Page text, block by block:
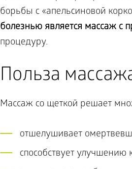
борьбы с «апельсиновой
болезнью является массаж с
процедуру.
Польза
Массаж со щеткой решает
отшелушивает
способствует